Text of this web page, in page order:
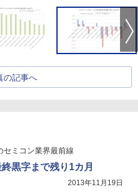
の記事へ
セミコン業界最前線
黒字まで残り1カ月
2013年11月19日